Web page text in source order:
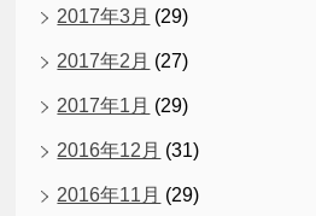
2017年3月 (29)
2017年2月 (27)
2017年1月 (29)
2016年12月 (31)
2016年11月 (29)